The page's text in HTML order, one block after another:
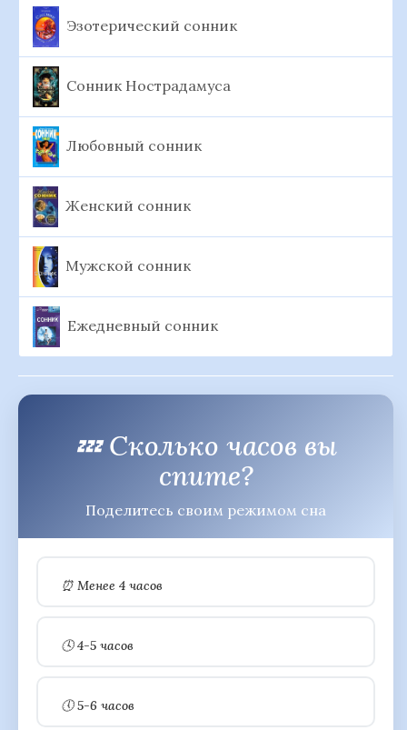
Эзотерический сонник
Сонник Нострадамуса
Любовный сонник
Женский сонник
Мужской сонник
Ежедневный сонник
💤 Сколько часов вы
спите?
Поделитесь своим режимом сна
⏰ Менее 4 часов
🕓 4-5 часов
🕔 5-6 часов